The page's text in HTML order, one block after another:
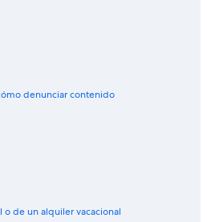
denunciar contenido
o de un alquiler vacacional